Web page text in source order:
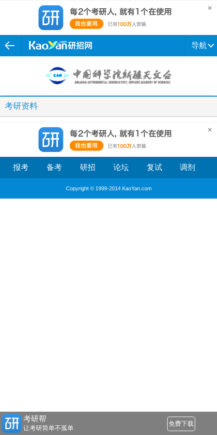
导航
考研资料
报考 备考 研招 论坛 复试 调剂
Copyright © 1999-2014 KaoYan.com
考研帮
让考研简单不孤单
免费下载